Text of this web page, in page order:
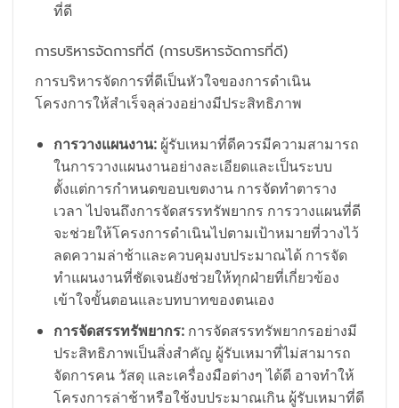
ที่ดี
การบริหารจัดการที่ดี (การบริหารจัดการที่ดี)
การบริหารจัดการที่ดีเป็นหัวใจของการดำเนิน
โครงการให้สำเร็จลุล่วงอย่างมีประสิทธิภาพ
การวางแผนงาน:ผู้รับเหมาที่ดีควรมีความสามารถ
ในการวางแผนงานอย่างละเอียดและเป็นระบบ
ตั้งแต่การกำหนดขอบเขตงาน การจัดทำตาราง
เวลา ไปจนถึงการจัดสรรทรัพยากร การวางแผนที่ดี
จะช่วยให้โครงการดำเนินไปตามเป้าหมายที่วางไว้
ลดความล่าช้าและควบคุมงบประมาณได้ การจัด
ทำแผนงานที่ชัดเจนยังช่วยให้ทุกฝ่ายที่เกี่ยวข้อง
เข้าใจขั้นตอนและบทบาทของตนเอง
การจัดสรรทรัพยากร:การจัดสรรทรัพยากรอย่างมี
ประสิทธิภาพเป็นสิ่งสำคัญ ผู้รับเหมาที่ไม่สามารถ
จัดการคน วัสดุ และเครื่องมือต่างๆ ได้ดี อาจทำให้
โครงการล่าช้าหรือใช้งบประมาณเกิน ผู้รับเหมาที่ดี